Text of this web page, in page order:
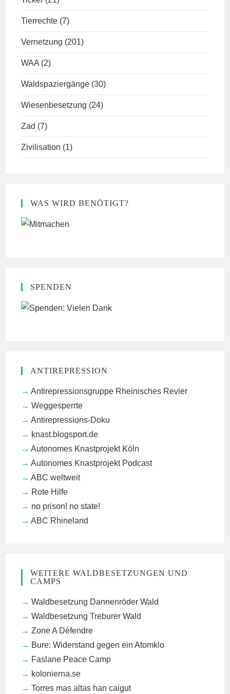
Tierrechte (7)
Vernetzung (201)
WAA (2)
Waldspaziergänge (30)
Wiesenbesetzung (24)
Zad (7)
Zivilisation (1)
WAS WIRD BENÖTIGT?
SPENDEN
ANTIREPRESSION
Antirepressionsgruppe Rheinisches Revier
Weggesperrte
Antirepressions-Doku
knast.blogsport.de
Autonomes Knastprojekt Köln
Autonomes Knastprojekt Podcast
ABC weltweit
Rote Hilfe
no prison! no state!
ABC Rhineland
WEITERE WALDBESETZUNGEN UND
CAMPS
Waldbesetzung Dannenröder Wald
Waldbesetzung Treburer Wald
Zone A Défendre
Bure: Widerstand gegen ein Atomklo
Faslane Peace Camp
kolonierna.se
Torres mas altas han caigut